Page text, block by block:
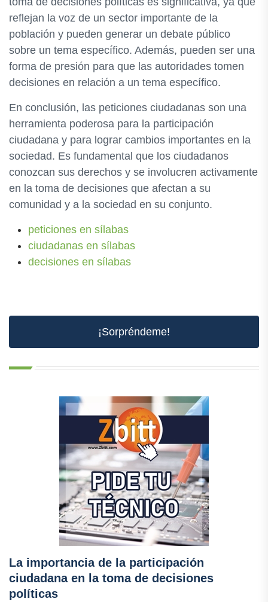
reflejan la voz de un sector importante de la
población y pueden generar un debate público
sobre un tema específico. Además, pueden ser una
forma de presión para que las autoridades tomen
decisiones en relación a un tema específico.
En conclusión, las peticiones ciudadanas son una
herramienta poderosa para la participación
ciudadana y para lograr cambios importantes en la
sociedad. Es fundamental que los ciudadanos
conozcan sus derechos y se involucren activamente
en la toma de decisiones que afectan a su
comunidad y a la sociedad en su conjunto.
peticiones en sílabas
ciudadanas en sílabas
decisiones en sílabas
¡Sorpréndeme!
La importancia de la participación
ciudadana en la toma de decisiones
políticas